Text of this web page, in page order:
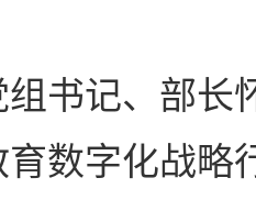
记、部长
数字化战略